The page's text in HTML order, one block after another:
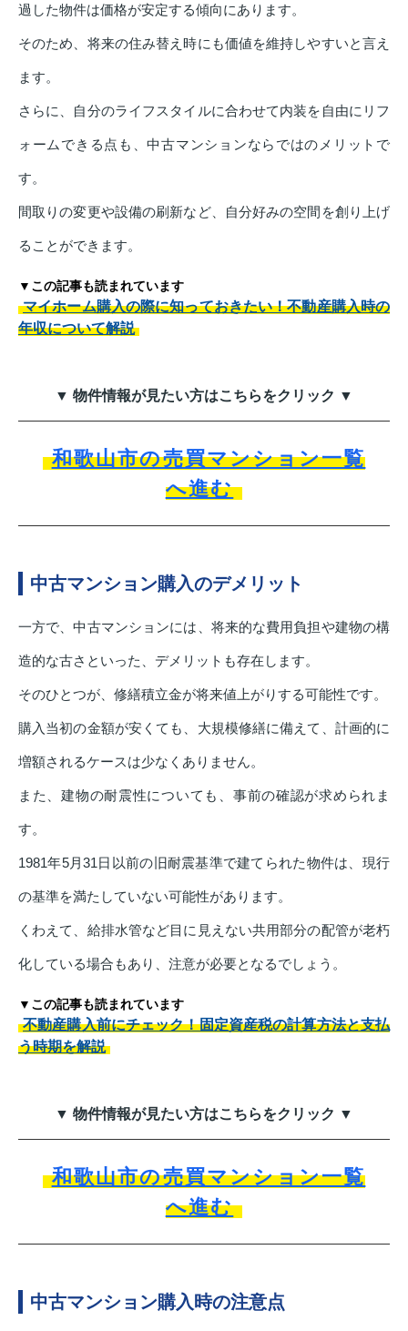
過した物件は価格が安定する傾向にあります。
そのため、将来の住み替え時にも価値を維持しやすいと言え
ます。
さらに、自分のライフスタイルに合わせて内装を自由にリフ
ォームできる点も、中古マンションならではのメリットで
す。
間取りの変更や設備の刷新など、自分好みの空間を創り上げ
ることができます。
▼この記事も読まれています
マイホーム購入の際に知っておきたい！不動産購入時の
年収について解説
▼ 物件情報が見たい方はこちらをクリック ▼
和歌山市の売買マンション一覧
へ進む
中古マンション購入のデメリット
一方で、中古マンションには、将来的な費用負担や建物の構
造的な古さといった、デメリットも存在します。
そのひとつが、修繕積立金が将来値上がりする可能性です。
購入当初の金額が安くても、大規模修繕に備えて、計画的に
増額されるケースは少なくありません。
また、建物の耐震性についても、事前の確認が求められま
す。
1981年5月31日以前の旧耐震基準で建てられた物件は、現行
の基準を満たしていない可能性があります。
くわえて、給排水管など目に見えない共用部分の配管が老朽
化している場合もあり、注意が必要となるでしょう。
▼この記事も読まれています
不動産購入前にチェック！固定資産税の計算方法と支払
う時期を解説
▼ 物件情報が見たい方はこちらをクリック ▼
和歌山市の売買マンション一覧
へ進む
中古マンション購入時の注意点